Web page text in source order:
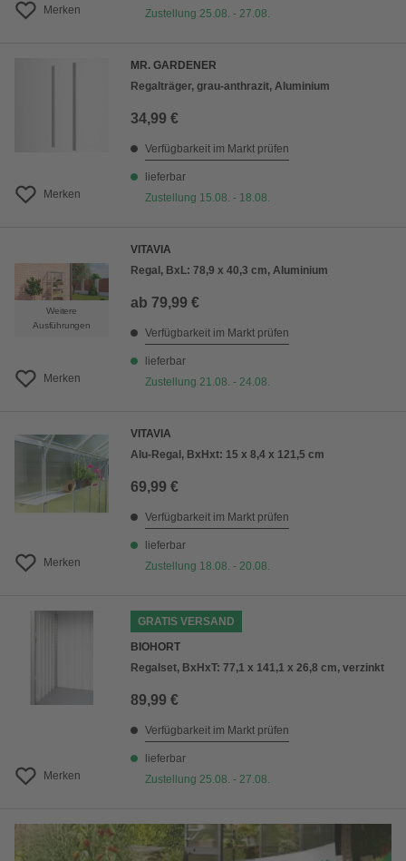
Merken
Zustellung 25.08. - 27.08.
Merken
MR. GARDENER
Regalträger, grau-anthrazit, Aluminium
34,99 €
Verfügbarkeit im Markt prüfen
lieferbar
Zustellung 15.08. - 18.08.
Weitere
Ausführungen
Merken
VITAVIA
Regal, BxL: 78,9 x 40,3 cm, Aluminium
ab 79,99 €
Verfügbarkeit im Markt prüfen
lieferbar
Zustellung 21.08. - 24.08.
Merken
VITAVIA
Alu-Regal, BxHxt: 15 x 8,4 x 121,5 cm
69,99 €
Verfügbarkeit im Markt prüfen
lieferbar
Zustellung 18.08. - 20.08.
Merken
GRATIS VERSAND
BIOHORT
Regalset, BxHxT: 77,1 x 141,1 x 26,8 cm, verzinkt
89,99 €
Verfügbarkeit im Markt prüfen
lieferbar
Zustellung 25.08. - 27.08.